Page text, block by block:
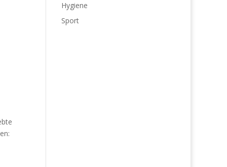
Hygiene
Sport